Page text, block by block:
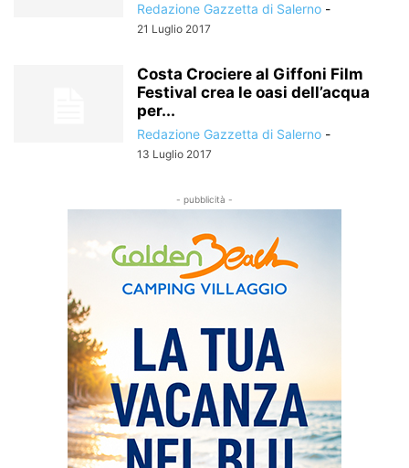
Redazione Gazzetta di Salerno -
21 Luglio 2017
Costa Crociere al Giffoni Film
Festival crea le oasi dell’acqua
per...
Redazione Gazzetta di Salerno -
13 Luglio 2017
- pubblicità -